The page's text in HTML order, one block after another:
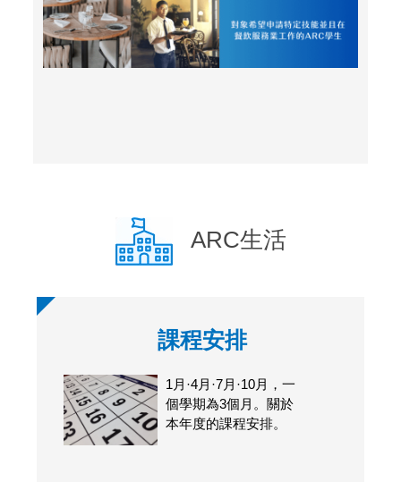
ARC生活
課程安排
1月·4月·7月·10月，一
個學期為3個月。關於
本年度的課程安排。